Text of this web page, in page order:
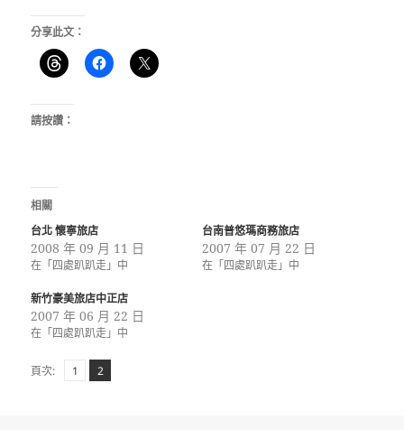
分享此文：
請按讚：
相關
台北 懷寧旅店
2008 年 09 月 11 日
在「四處趴趴走」中
台南普悠瑪商務旅店
2007 年 07 月 22 日
在「四處趴趴走」中
新竹豪美旅店中正店
2007 年 06 月 22 日
在「四處趴趴走」中
頁次:
頁1 ,
頁
2